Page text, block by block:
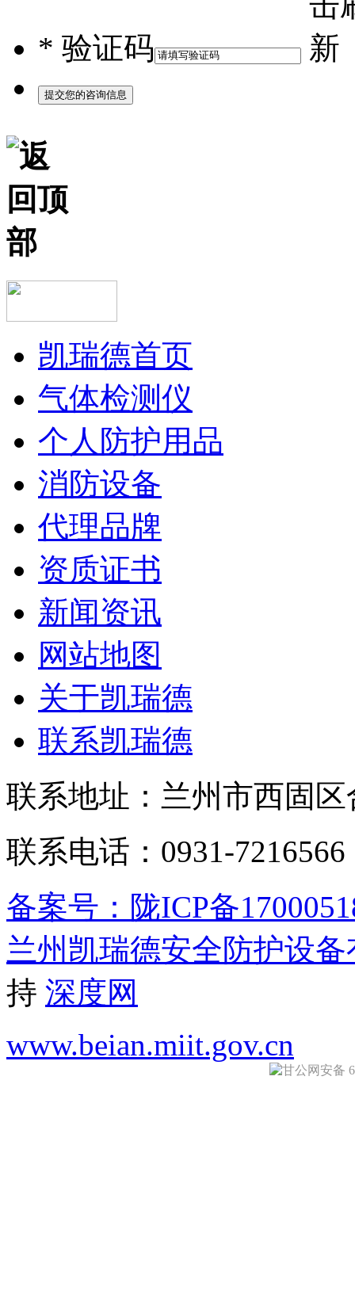
* 验证码
凯瑞德首页
气体检测仪
个人防护用品
消防设备
代理品牌
资质证书
新闻资讯
网站地图
关于凯瑞德
联系凯瑞德
联系地址：兰州市西固
联系电话：0931-
备案号：陇ICP备
兰州凯瑞德安全防护设
持 深度网
www.beian.miit.gov.cn
甘公网安备